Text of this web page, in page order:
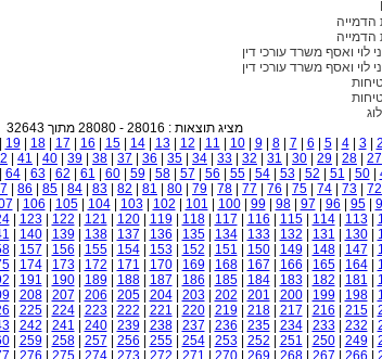
הדמייה
הדמייה
לוי ואסף משרד עורכי דין
לוי ואסף משרד עורכי דין
מציג תוצאות : 28016 - 28080 מתוך 32643
2
|
3
|
4
|
5
6
7
|
8
|
9
|
10
11
12
|
13
|
14
|
15
16
17
|
18
|
19
27
28
29
30
31
32
33
34
35
36
37
38
39
40
41
|
50
51
52
|
53
|
54
|
55
56
57
|
58
|
59
|
60
61
62
|
63
|
64
72
73
74
75
76
77
78
79
80
81
82
83
84
85
86
|
95
96
97
|
98
|
99
|
100
101
102
|
103
|
104
|
105
106
|
113
|
114
|
115
116
117
|
118
|
119
|
120
121
122
|
123
|
|
130
131
132
|
133
|
134
|
135
136
137
|
138
|
139
|
140
147
|
148
|
149
|
150
151
152
|
153
|
154
|
155
156
157
|
|
164
|
165
166
167
|
168
|
169
|
170
171
172
|
173
|
174
|
181
182
|
183
|
184
|
185
186
187
|
188
|
189
|
190
191
|
198
|
199
|
200
201
202
|
203
|
204
|
205
206
207
|
208
|
|
215
216
217
|
218
|
219
|
220
221
222
|
223
|
224
|
225
232
|
233
|
234
|
235
236
237
|
238
|
239
|
240
241
242
|
|
249
|
250
251
252
|
253
|
254
|
255
256
257
|
258
|
259
|
266
267
|
268
|
269
|
270
271
272
|
273
|
274
|
275
276